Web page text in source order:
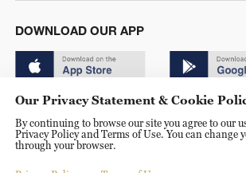
DOWNLOAD OUR APP
© China Radio International.CRI. All Rights
Shijingshan Road, Beijing, China. 100040
Our Privacy Statement & Cookie
By continuing to browse our site you agree to our
Privacy Policy and Terms of Use. You can change
through your browser.